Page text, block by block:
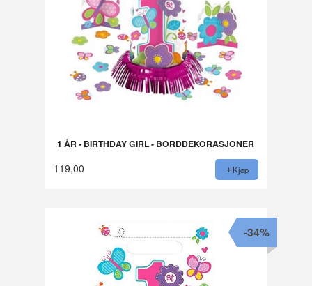
1 ÅR - BIRTHDAY GIRL - BORDDEKORASJONER
119,00 Kjøp
-34%